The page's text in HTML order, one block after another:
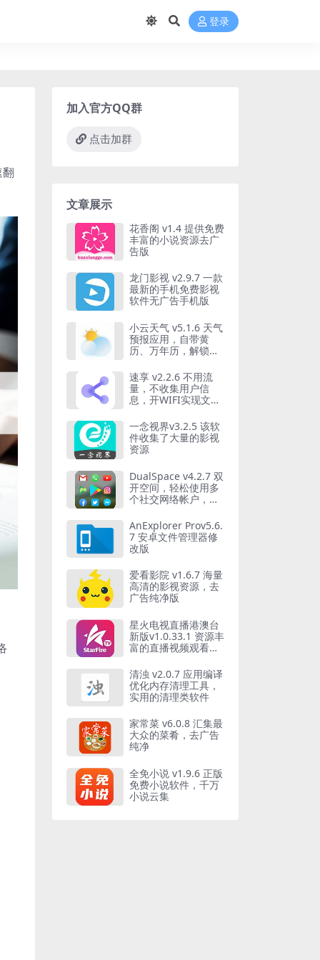
登录
加入官方QQ群
点击加群
文章展示
花香阁 v1.4 提供免费
丰富的小说资源去广
告版
龙门影视 v2.9.7 一款
最新的手机免费影视
软件无广告手机版
小云天气 v5.1.6 天气
预报应用，自带黄
历、万年历，解锁高
速享 v2.2.6 不用流
量，不收集用户信
息，开WIFI实现文件
输工具
一念视界v3.2.5 该软
件收集了大量的影视
资源
DualSpace v4.2.7 双
开空间，轻松使用多
个社交网络帐户，解
AnExplorer Prov5.6.
7 安卓文件管理器修
改版
爱看影院 v1.6.7 海量
高清的影视资源，去
广告纯净版
星火电视直播港澳台
新版v1.0.33.1 资源丰
富的直播视频观看软
清浊 v2.0.7 应用编译
优化内存清理工具，
实用的清理类软件
家常菜 v6.0.8 汇集最
大众的菜肴，去广告
纯净
全免小说 v1.9.6 正版
免费小说软件，千万
小说云集